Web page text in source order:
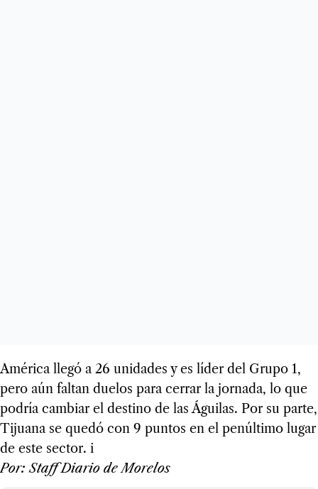
América llegó a 26 unidades y es líder del Grupo 1,
pero aún faltan duelos para cerrar la jornada, lo que
podría cambiar el destino de las Águilas. Por su parte,
Tijuana se quedó con 9 puntos en el penúltimo lugar
de este sector. i
Por: Staff Diario de Morelos